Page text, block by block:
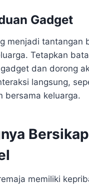
Gadget
menjadi tantangan
Tetapkan
dan dorong
langsung,
bersama keluarga.
Bersikap
memiliki